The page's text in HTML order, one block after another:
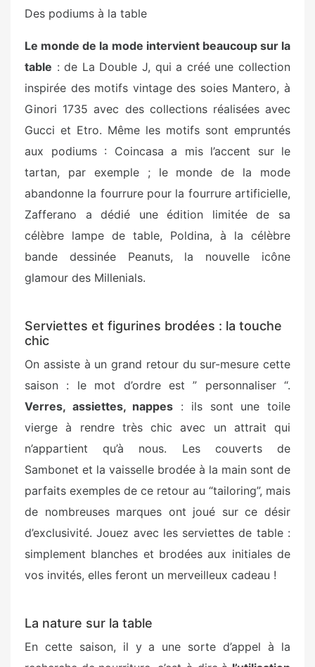
Des podiums à la table
Le monde de la mode intervient beaucoup sur la
table : de La Double J, qui a créé une collection
inspirée des motifs vintage des soies Mantero, à
Ginori 1735 avec des collections réalisées avec
Gucci et Etro. Même les motifs sont empruntés
aux podiums : Coincasa a mis l’accent sur le
tartan, par exemple ; le monde de la mode
abandonne la fourrure pour la fourrure artificielle,
Zafferano a dédié une édition limitée de sa
célèbre lampe de table, Poldina, à la célèbre
bande dessinée Peanuts, la nouvelle icône
glamour des Millenials.
Serviettes et figurines brodées : la touche
chic
On assiste à un grand retour du sur-mesure cette
saison : le mot d’ordre est ” personnaliser “.
Verres, assiettes, nappes : ils sont une toile
vierge à rendre très chic avec un attrait qui
n’appartient qu’à nous. Les couverts de
Sambonet et la vaisselle brodée à la main sont de
parfaits exemples de ce retour au “tailoring”, mais
de nombreuses marques ont joué sur ce désir
d’exclusivité. Jouez avec les serviettes de table :
simplement blanches et brodées aux initiales de
vos invités, elles feront un merveilleux cadeau !
La nature sur la table
En cette saison, il y a une sorte d’appel à la